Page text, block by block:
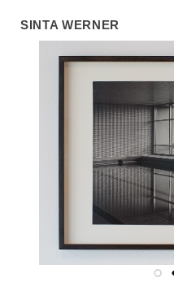
SINTA WERNER